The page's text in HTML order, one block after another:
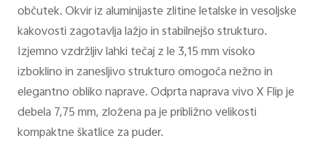
občutek. Okvir iz aluminijaste zlitine letalske in vesoljske
kakovosti zagotavlja lažjo in stabilnejšo strukturo.
Izjemno vzdržljiv lahki tečaj z le 3,15 mm visoko
izboklino in zanesljivo strukturo omogoča nežno in
elegantno obliko naprave. Odprta naprava vivo X Flip je
debela 7,75 mm, zložena pa je približno velikosti
kompaktne škatlice za puder.